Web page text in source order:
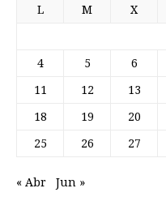
L M X
4 5 6
11 12 13
18 19 20
25 26 27
« Abr Jun »